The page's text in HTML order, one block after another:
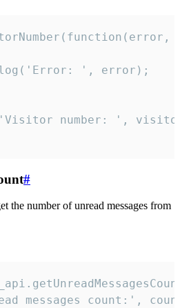
', error);
number: ',
#
the number of unread messages from
messages count:',